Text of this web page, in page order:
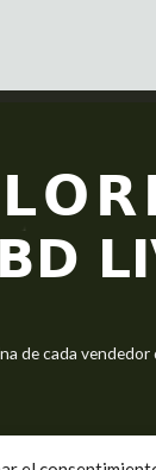
de cada vendedor
flores CBD y usa